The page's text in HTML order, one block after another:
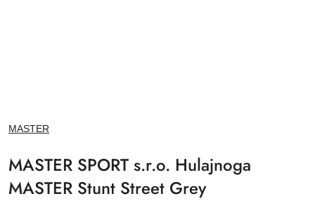
NAZWA
PRODUCENTA:
MASTER
MASTER SPORT s.r.o. Hulajnoga
MASTER Stunt Street Grey